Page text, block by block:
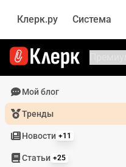
Клерк.ру Система
Мой блог
Тренды
Новости +11
Статьи +25